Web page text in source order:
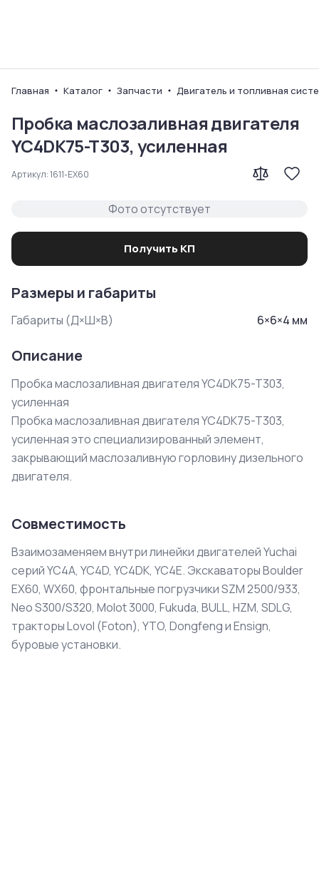
Главная Каталог Запчасти Двигатель и топливная
Пробка маслозаливная двигателя
YC4DK75-T303, усиленная
Артикул:1611-EX60
Фото отсутствует
Получить КП
Размеры и габариты
Габариты (Д×Ш×В) 6×6×4 мм
Описание
Пробка маслозаливная двигателя YC4DK75-T303,
усиленная
Пробка маслозаливная двигателя YC4DK75-T303,
усиленная это специализированный элемент,
закрывающий маслозаливную горловину дизельного
двигателя.
Совместимость
Взаимозаменяем внутри линейки двигателей Yuchai
серий YC4A, YC4D, YC4DK, YC4E. Экскаваторы Boulder
EX60, WX60, фронтальные погрузчики SZM 2500/933,
Neo S300/S320, Molot 3000, Fukuda, BULL, HZM, SDLG,
тракторы Lovol (Foton), YTO, Dongfeng и Ensign,
буровые установки.